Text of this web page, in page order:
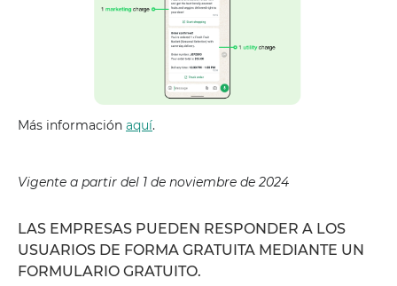
Más información aquí.
Vigente a partir del 1 de noviembre de 2024
LAS EMPRESAS PUEDEN RESPONDER A LOS
USUARIOS DE FORMA GRATUITA MEDIANTE UN
FORMULARIO GRATUITO.